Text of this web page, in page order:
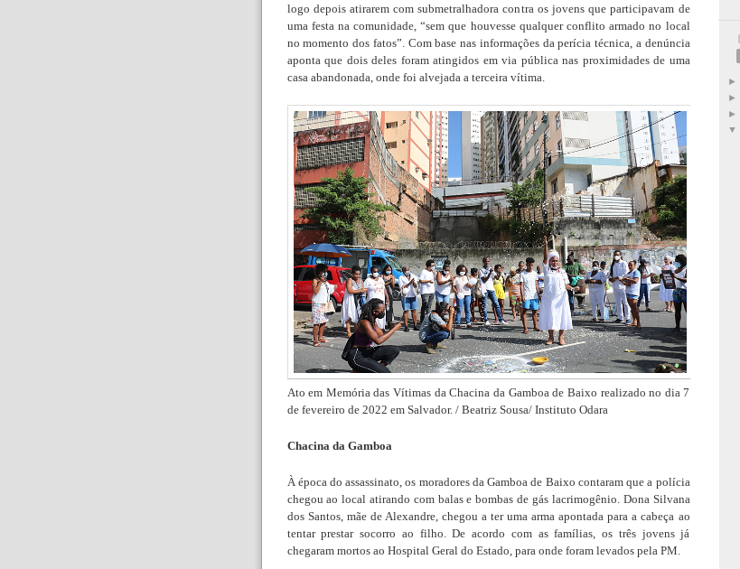
logo depois atirarem com submetralhadora contra os jovens que participavam de
uma festa na comunidade, “sem que houvesse qualquer conflito armado no local
no momento dos fatos”. Com base nas informações da perícia técnica, a denúncia
aponta que dois deles foram atingidos em via pública nas proximidades de uma
casa abandonada, onde foi alvejada a terceira vítima.
Ato em Memória das Vítimas da Chacina da Gamboa de Baixo realizado no dia 7
de fevereiro de 2022 em Salvador. / Beatriz Sousa/ Instituto Odara
Chacina da Gamboa
À época do assassinato, os moradores da Gamboa de Baixo contaram que a polícia
chegou ao local atirando com balas e bombas de gás lacrimogênio. Dona Silvana
dos Santos, mãe de Alexandre, chegou a ter uma arma apontada para a cabeça ao
tentar prestar socorro ao filho. De acordo com as famílias, os três jovens já
chegaram mortos ao Hospital Geral do Estado, para onde foram levados pela PM.
►
►
►
▼